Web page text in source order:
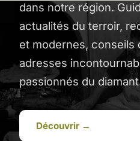
dans notre région.
actualités du terroir,
et modernes, conseils
adresses
passionnés du
Découvrir →